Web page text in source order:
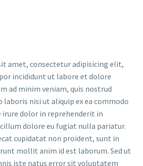
amet, consectetur adipisicing elit,
incididunt ut labore et dolore
ad minim veniam, quis nostrud
nisi ut aliquip ex ea commodo
irure dolor in reprehenderit in
dolore eu fugiat nulla pariatur.
cupidatat non proident, sunt in
mollit anim id est laborum. Sed ut
iste natus error sit voluptatem